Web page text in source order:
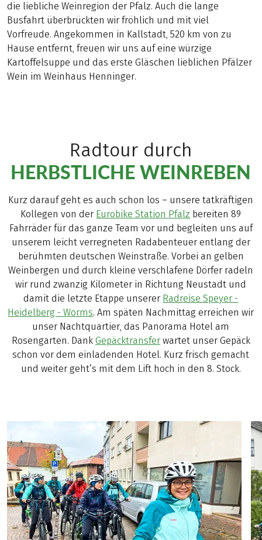
die liebliche Weinregion der Pfalz. Auch die lange
Busfahrt überbrückten wir fröhlich und mit viel
Vorfreude. Angekommen in Kallstadt, 520 km von zu
Hause entfernt, freuen wir uns auf eine würzige
Kartoffelsuppe und das erste Gläschen lieblichen Pfälzer
Wein im Weinhaus Henninger.
Radtour durch
HERBSTLICHE WEINREBEN
Kurz darauf geht es auch schon los – unsere tatkräftigen
Kollegen von der Eurobike Station Pfalz bereiten 89
Fahrräder für das ganze Team vor und begleiten uns auf
unserem leicht verregneten Radabenteuer entlang der
berühmten deutschen Weinstraße. Vorbei an gelben
Weinbergen und durch kleine verschlafene Dörfer radeln
wir rund zwanzig Kilometer in Richtung Neustadt und
damit die letzte Etappe unserer Radreise Speyer -
Heidelberg - Worms. Am späten Nachmittag erreichen wir
unser Nachtquartier, das Panorama Hotel am
Rosengarten. Dank Gepäcktransferwartet unser Gepäck
schon vor dem einladenden Hotel. Kurz frisch gemacht
und weiter geht’s mit dem Lift hoch in den 8. Stock.